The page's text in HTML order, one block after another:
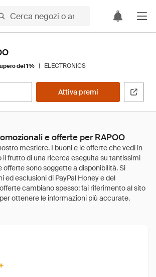
del 1% | ELECTRONICS
Attiva premi
e offerte per RAPOO